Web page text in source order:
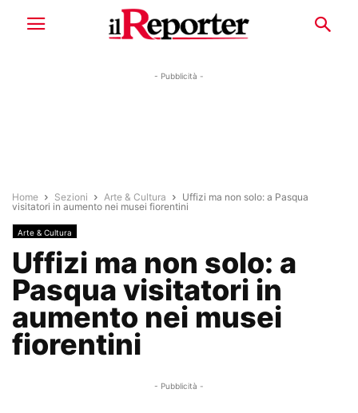
- Pubblicità -
Home Sezioni Arte & Cultura
Uffizi ma non solo: a Pasqua
visitatori in aumento nei musei fiorentini
Arte & Cultura
Uffizi ma non solo: a
Pasqua visitatori in
aumento nei musei
fiorentini
- Pubblicità -